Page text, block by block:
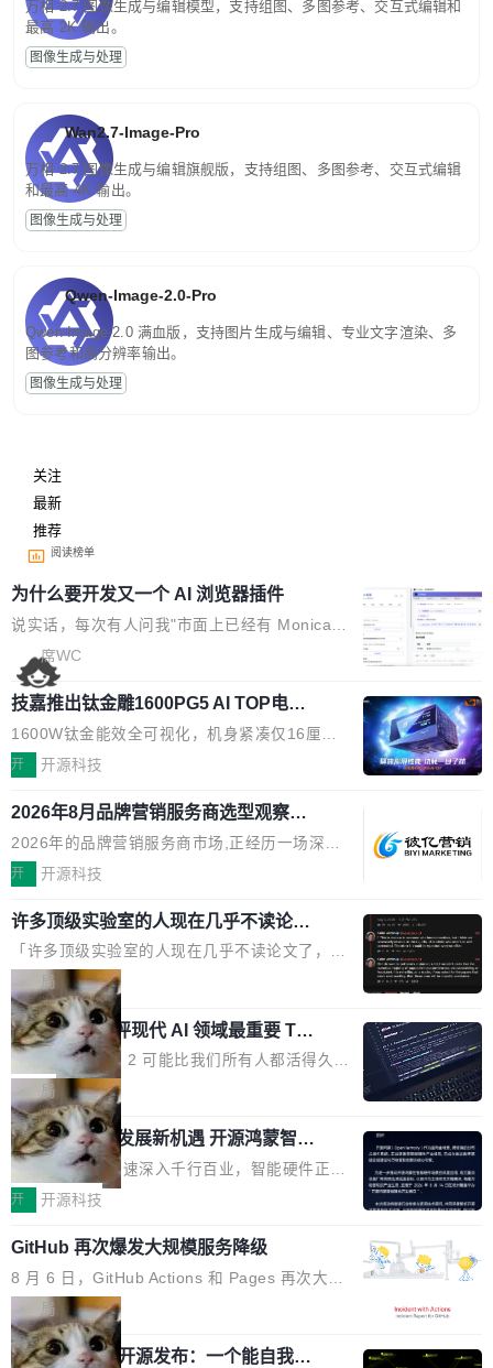
万相 2.7 图像生成与编辑模型，支持组图、多图参考、交互式编辑和
最高 2K 输出。
图像生成与处理
Wan2.7-Image-Pro
万相 2.7 图像生成与编辑旗舰版，支持组图、多图参考、交互式编辑
和最高 4K 输出。
图像生成与处理
Qwen-Image-2.0-Pro
Qwen-Image-2.0 满血版，支持图片生成与编辑、专业文字渲染、多
图参考和高分辨率输出。
图像生成与处理
关注
最新
推荐
阅读榜单
为什么要开发又一个 AI 浏览器插件
说实话，每次有人问我"市面上已经有 Monica、
Sider、Copilot for Chrome 这些 AI 浏览器插件
了，你为什么还要再做一个"，我都觉得这个问题
问得好。 因为我自己也是从用户变成开发者的。
现有产品的天花板 我用过不少 AI 浏览器插件。
刚开始觉得都挺好——选中一段文字，弹出解
要。但用久了你会发现，它们本质上都是同一类
东西：一个带网页上下文的聊天框。 它们能读取
页面的文本，然后把文本丢给大模型，再返回一
段回答。仅此而已。 这当然有用，但总觉得差点
意思。比如我在一个后台管理系统里，需要填50
个表单字段，每个字段还有联动逻辑；比如我
想...
席WC
技嘉推出钛金雕1600PG5 AI TOP电
源：为发烧级主机与本地AI算力打造旗
舰供电方案
1600W钛金能效全可视化，机身紧凑仅16厘米
继2026台北电脑展首度亮相后，技嘉科技近日正
电源专为发烧级DIY主机与本地AI算力平台打
造，整机长度仅16厘米，提供1600W额定功率
与80PLUS钛金能效；支持ATX 3.1与PCIe 5.1
规范，结合服务器级元件、完善供电线材与内置
实时LCD监控屏，可充分满足当下高阶PC主机
的严苛使用需求。 澎湃功率，紧凑机身 钛金雕1
600PG5 AI TOP具备强悍输出功率，同时实现
机身尺寸大幅精简。整机长度仅16厘米，属于同
功率段机身尺寸十分紧凑的1600W电源产品。小
巧机身有效提升市面主流标准A...
开 开源科技
2026年8月品牌营销服务商选型观察：
从流量思维到品牌资产思维的范式转移
2026年的品牌营销服务商市场,正经历一场深刻
的价值重构。全球全案品牌代理机构市场从2025
复合增长率达5.44%,预计2032年将突破120亿美
元。数字广告与公共关系相关服务市场更是从20
25年的8463亿美元扩张至2026年的8763亿美
元。数字的背后是一个清晰的事实——品牌对专
业化营销服务的需求从未如此迫切。 但市场扩容
的同时,服务商的竞争逻辑正在改变。2026年Top
Agency年度合辑的观察指出,“产品”这个离消费
者最近的载体,在整个品牌营销层面的权重显著变
高了。全域营销服务商的竞争正在从规模转向深
度,案例厚度、全域覆盖、多线协同...
开 开源科技
许多顶级实验室的人现在几乎不读论文
了
「许多顶级实验室的人现在几乎不读论文了，而
且他们认为 ICLR/ICML/NeurIPS 充斥着大量过
度宣传和欺诈。」 OpenAI 研究员 Keller Jorda
n 这条推文引发了广泛讨论。他不是在说风凉
话，他是说出了一个圈内人尽皆知但很少公开捅
破的事实。 Jordan 随后补充了一句软化声明：
「我不认为这些会议上大部分论文都在过度宣传
或造假。问题是，作为读者，如果你筛选出那些
看起来最令人兴奋的论文，那它们大部分都是过
度宣传的。」 这才是真正的痛点。不是所有论文
都有问题，是最吸引眼球的那批论文最有问题。
他引用的帖子来自 Mathew Shen，一位 ICLR 2
026 的读者：「看了篇 ...
局
xAI 前工程师评现代 AI 领域最重要 Top
3 开源项目
Flash Attention 2 可能比我们所有人都活得久。
这句话不是来自某个技术博客，而是出自 Hieu
Pham 的一条推文。Hieu Pham 是谁？他是 xAI
的早期工程师之一，在 Grok 训练基础设施团队
工作过。近日他在 X 上发了一条帖子，列出了他
认为现代 AI 领域最重要的三个开源项目。 第一
理由很具体。FA 系列不需要解释，但 FA2 是他
认为最重要的一个——复杂度恰到好处，刚好能
驱动你去学 CuTe，但还没被那些"邪恶的" Hopp
er++ 优化所淹没，足够容易修改和适配。 更关
键的是 FA2 的持久性...
局
共商智能硬件发展新机遇 开源鸿蒙智能
硬件开发者日杭州站即将举行
随着万物智联加速深入千行百业，智能硬件正从
单点设备迈向智能化、网联化、协同化发展。作
鸿蒙通过统一技术底座和分布式能力，为不同类
型智能设备的开发、连接与互联提供关键支撑，
也为产业链企业探索产品创新与商业增长打开新
的空间。 8月14日，开源鸿蒙智能硬件开发者日
（OHDD：OpenHarmony Hardware Develope
开 开源科技
GitHub 再次爆发大规模服务降级
8 月 6 日，GitHub Actions 和 Pages 再次大规
模服务降级，Actions 完全不可用超过 5 小时，
webhook 停发，连自托管 runner 也因调度层故
障无法工作。Pages、Copilot code review、C
局
Prime Agent 开源发布：一个能自我改